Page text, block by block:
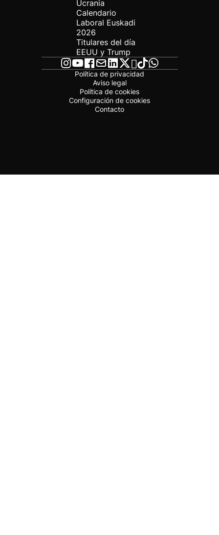
Ucrania
Calendario
Laboral Euskadi
2026
Titulares del día
EEUU y Trump
Política de privacidad
Aviso legal
Política de cookies
Configuración de cookies
Contacto